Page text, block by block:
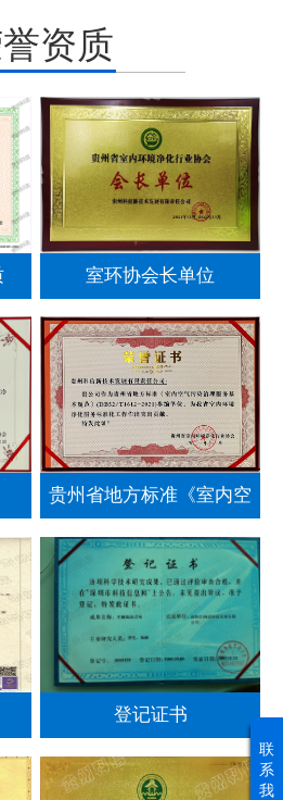
资质
室环协会长单位
贵州省地方标准《室内空
气污染治理服务基本规
范》参编企业
登记证书
联
系
我